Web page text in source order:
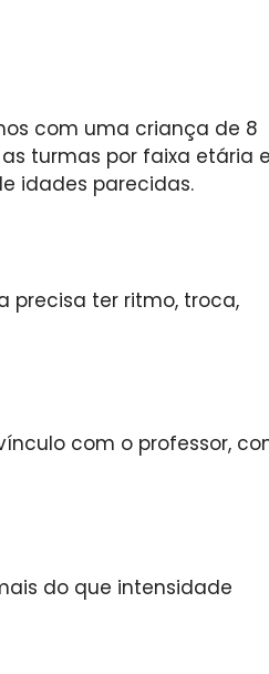
com uma criança de 8
turmas por faixa etária e
idades parecidas.
precisa ter ritmo, troca,
com o professor,
do que intensidade